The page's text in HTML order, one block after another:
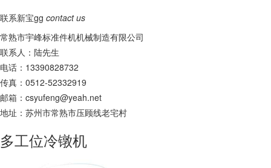
联系新宝gg contact us
常熟市宇峰标准件机机械制造有限公司
联系人：陆先生
电话：13390828732
传真：0512-52332919
邮箱： csyufeng@yeah.net
地址：苏州市常熟市压顾线老宅村
多工位冷镦机